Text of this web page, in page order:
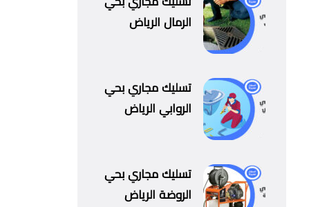
الرمال الرياض
تسليك مجاري بحي
الروابي الرياض
تسليك مجاري بحي
الروضة الرياض